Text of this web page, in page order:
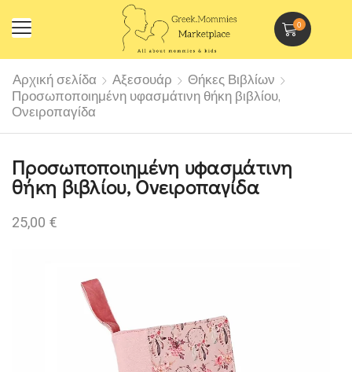
0
Αρχική σελίδα Αξεσουάρ
Θήκες Βιβλίων
Προσωποποιημένη υφασμάτινη θήκη βιβλίου,
Ονειροπαγίδα
Προσωποποιημένη υφασμάτινη
θήκη βιβλίου, Ονειροπαγίδα
25,00 €